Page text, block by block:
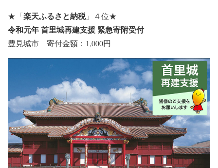
★ 「楽天ふるさと納税」４位★
令和元年 首里城再建支援 緊急寄附受付
豊見城市 寄付金額：1,000円